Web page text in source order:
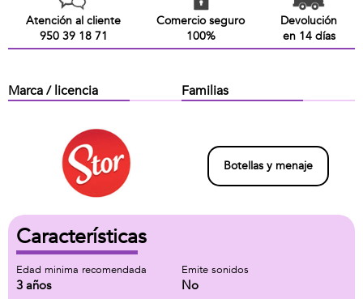
Atención al cliente
950 39 18 71
Comercio seguro
100%
Devolución
en 14 días
Marca / licencia Familias
Botellas y menaje
Características
Edad minima recomendada
3 años
Emite sonidos
No